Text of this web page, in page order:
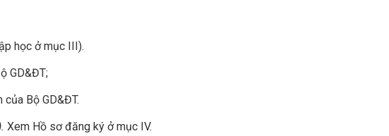
học ở mục III).
GD&ĐT;
Bộ GD&ĐT.
Xem Hồ sơ đăng ký ở mục IV.